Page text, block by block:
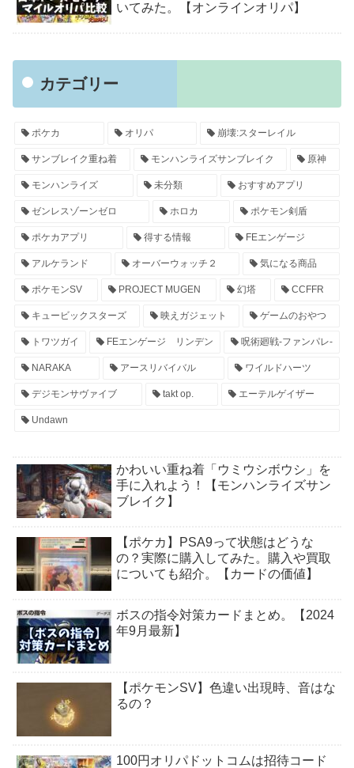
いてみた。【オンラインオリパ】
カテゴリー
ポケカ オリパ 崩壊:スターレイル
サンブレイク重ね着 モンハンライズサンブレイク 原神
モンハンライズ 未分類 おすすめアプリ
ゼンレスゾーンゼロ ホロカ ポケモン剣盾
ポケカアプリ 得する情報 FEエンゲージ
アルケランド オーバーウォッチ２ 気になる商品
ポケモンSV PROJECT MUGEN 幻塔 CCFFR
キュービックスターズ 映えガジェット ゲームのおやつ
トワツガイ FEエンゲージ リンデン 呪術廻戦-ファンパレ-
NARAKA アースリバイバル ワイルドハーツ
デジモンサヴァイブ takt op. エーテルゲイザー
Undawn
かわいい重ね着「ウミウシボウシ」を
手に入れよう！【モンハンライズサン
ブレイク】
【ポケカ】PSA9って状態はどうな
の？実際に購入してみた。購入や買取
についても紹介。【カードの価値】
ボスの指令対策カードまとめ。【2024
年9月最新】
【ポケモンSV】色違い出現時、音はな
るの？
100円オリパドットコムは招待コード